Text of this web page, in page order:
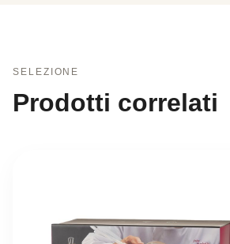
SELEZIONE
Prodotti correlati